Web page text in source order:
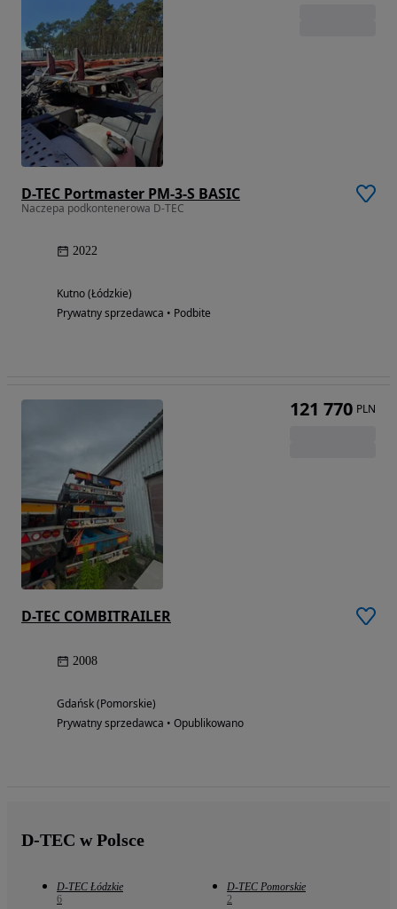
D-TEC Portmaster PM-3-S BASIC
Naczepa podkontenerowa D-TEC
2022
Kutno (Łódzkie)
Prywatny sprzedawca • Podbite
D-TEC COMBITRAILER
2008
Gdańsk (Pomorskie)
Prywatny sprzedawca • Opublikowano
121 770 PLN
D-TEC w Polsce
D-TEC Łódzkie
6
D-TEC Pomorskie
2